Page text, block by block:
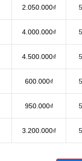
2.050.000₫
4.000.000₫
4.500.000₫
600.000₫
950.000₫
3.200.000₫